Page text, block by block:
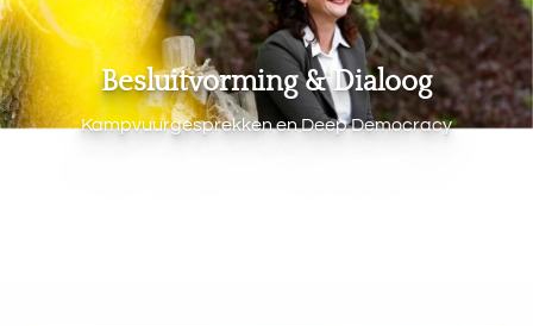
Besluitvorming & Dialoog
Kampvuurgesprekken en Deep Democracy